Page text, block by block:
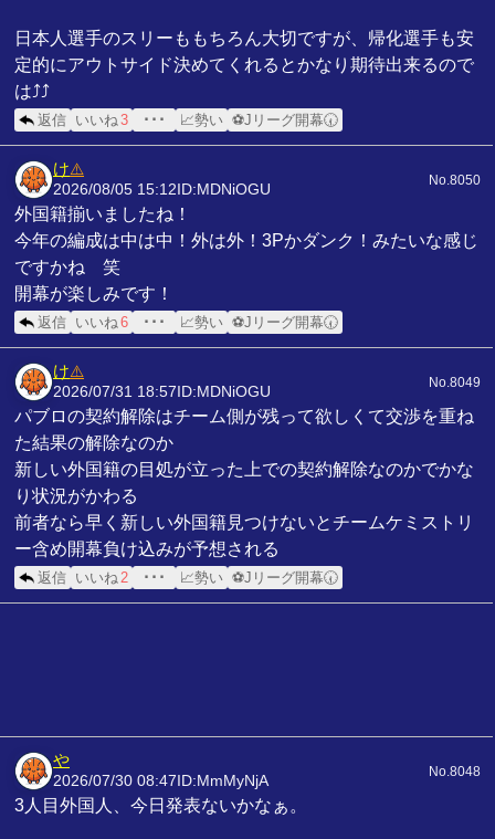
日本人選手のスリーももちろん大切ですが、帰化選手も安
定的にアウトサイド決めてくれるとかなり期待出来るので
は⤴︎⤴
返信 いいね3 ･･･ 📈勢い ⚽Jリーグ開幕🕢
け⚠️
2026/08/05 15:12 ID:MDNiOGU
No.8050
外国籍揃いましたね！
今年の編成は中は中！外は外！3Pかダンク！みたいな感じ
ですかね 笑
開幕が楽しみです！
返信 いいね6 ･･･ 📈勢い ⚽Jリーグ開幕🕢
け⚠️
2026/07/31 18:57 ID:MDNiOGU
No.8049
パブロの契約解除はチーム側が残って欲しくて交渉を重ね
た結果の解除なのか
新しい外国籍の目処が立った上での契約解除なのかでかな
り状況がかわる
前者なら早く新しい外国籍見つけないとチームケミストリ
ー含め開幕負け込みが予想される
返信 いいね2 ･･･ 📈勢い ⚽Jリーグ開幕🕢
や
2026/07/30 08:47 ID:MmMyNjA
No.8048
3人目外国人、今日発表ないかなぁ。